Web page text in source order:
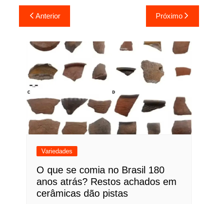
Navegação
de
Post
Anterior Próximo
Variedades
O que se comia no Brasil 180
anos atrás? Restos achados em
cerâmicas dão pistas